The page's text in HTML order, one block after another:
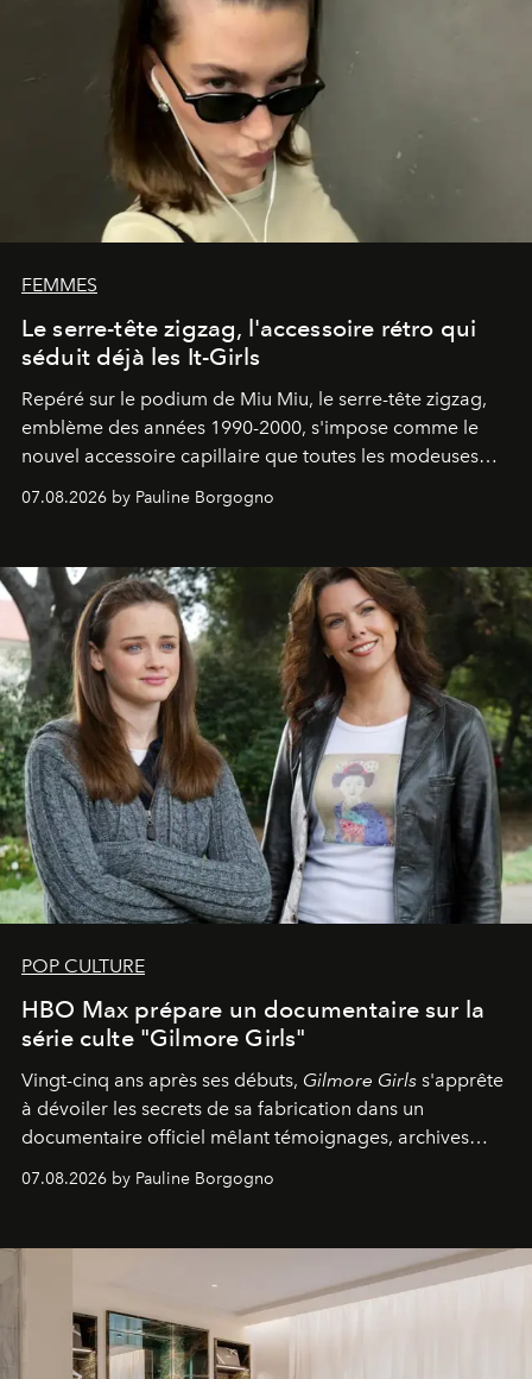
FEMMES
Le serre-tête zigzag, l'accessoire rétro qui
séduit déjà les It-Girls
Repéré sur le podium de Miu Miu, le serre-tête zigzag,
emblème des années 1990-2000, s'impose comme le
nouvel accessoire capillaire que toutes les modeuses
07.08.2026 by Pauline Borgogno
POP CULTURE
HBO Max prépare un documentaire sur la
série culte "Gilmore Girls"
Vingt-cinq ans après ses débuts, Gilmore Girls s'apprête
à dévoiler les secrets de sa fabrication dans un
documentaire officiel mêlant témoignages, archives
générationnel.
07.08.2026 by Pauline Borgogno